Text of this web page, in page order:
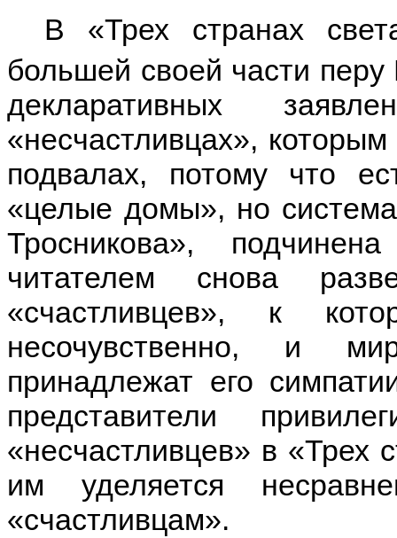
В «Трех странах
большей своей части
декларативных
«несчастливцах»,
подвалах, потому что
«целые домы», но
Тросникова»,
читателем снова
«счастливцев», к
несочувственно, и
принадлежат его
представители
«несчастливцев» в «Трех
им уделяется
«счастливцам».